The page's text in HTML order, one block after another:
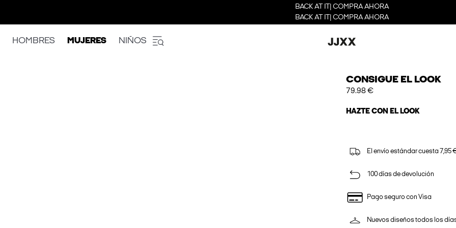
BACK AT IT| COMPRA AHORA
BACK AT IT| COMPRA AHORA
HOMBRES MUJERES NIÑOS
CONSIGUE EL LOOK
79.98 €
HAZTE CON EL LOOK
El envío estándar cuesta 7,95
100 días de devolución
Pago seguro con Visa
Nuevos diseños todos los